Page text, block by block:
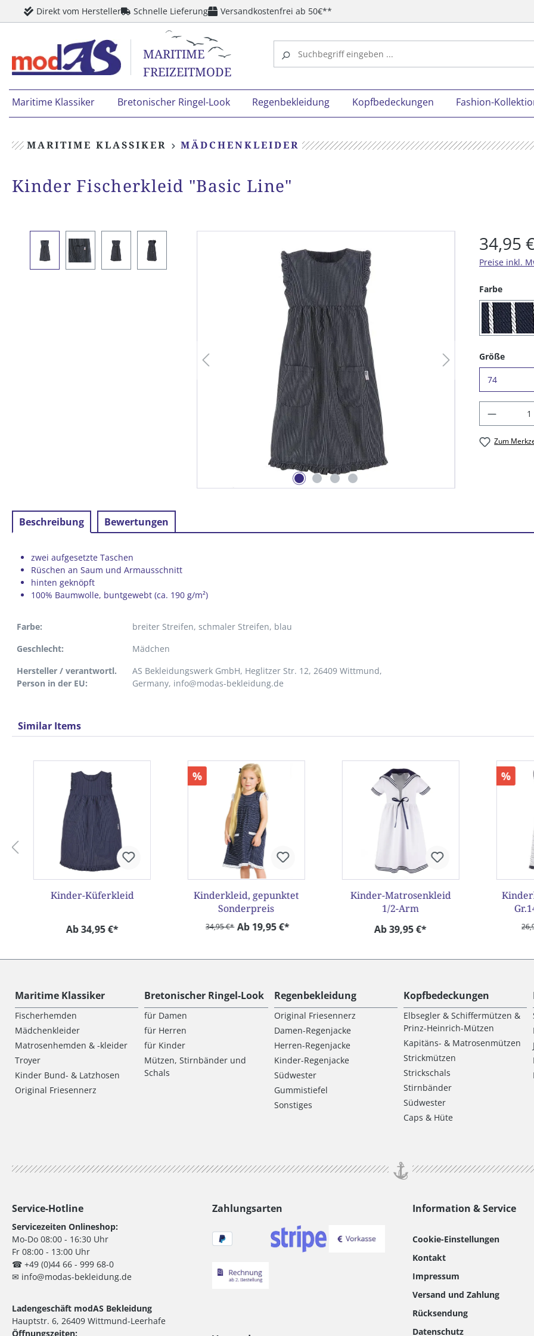
Zur Hauptnavigation springen
Direkt vom Hersteller Schnelle Lieferung Versandkostenfrei ab 50€**
MARITIME
FREIZEITMODE
Maritime Klassiker Bretonischer Ringel-Look Regenbekleidung Kopfbedeckungen Fashion-
MARITIME KLASSIKER MÄDCHENKLEIDER
Kinder Fischerkleid "Basic Line"
Bildergalerie überspringen 34,95
Preise inkl.
Farbe
(10)
Größe
Zum
Beschreibung Bewertungen
zwei aufgesetzte Taschen
Rüschen an Saum und Armausschnitt
hinten geknöpft
100% Baumwolle, buntgewebt (ca. 190 g/m²)
Farbe: breiter Streifen, schmaler Streifen, blau
Geschlecht:
Mädchen
Hersteller / verantwortl.
Person in der EU:
AS Bekleidungswerk GmbH, Heglitzer Str. 12, 26409 Wittmund,
Germany, info@modas-bekleidung.de
Similar Items
Kinder-Küferkleid
Ab 34,95 €*
%
Kinderkleid, gepunktet
Sonderpreis
34,95 €* Ab 19,95 €*
Kinder-Matrosenkleid
1/2-Arm
Ab 39,95 €*
%
Maritime Klassiker
Fischerhemden
Mädchenkleider
Matrosenhemden & -kleider
Troyer
Kinder Bund- & Latzhosen
Original Friesennerz
Bretonischer Ringel-Look
für Damen
für Herren
für Kinder
Mützen, Stirnbänder und
Schals
Regenbekleidung
Original Friesennerz
Damen-Regenjacke
Herren-Regenjacke
Kinder-Regenjacke
Südwester
Gummistiefel
Sonstiges
Kopfbedeckungen
Elbsegler & Schiffermützen &
Prinz-Heinrich-Mützen
Kapitäns- & Matrosenmützen
Strickmützen
Strickschals
Stirnbänder
Südwester
Caps & Hüte
Service-Hotline
Servicezeiten Onlineshop:
Mo-Do 08:00 - 16:30 Uhr
Fr 08:00 - 13:00 Uhr
☎ +49 (0)44 66 - 999 68-0
✉ info@modas-bekleidung.de
Ladengeschäft modAS Bekleidung
Hauptstr. 6, 26409 Wittmund-Leerhafe
Öffnungszeiten:
Zahlungsarten Information & Service
Cookie-Einstellungen
Kontakt
Impressum
Versand und Zahlung
Rücksendung
Datenschutz